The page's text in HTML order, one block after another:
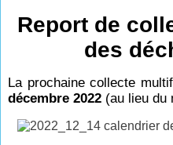
Report de
des
La prochaine collecte
décembre 2022 (au lieu du